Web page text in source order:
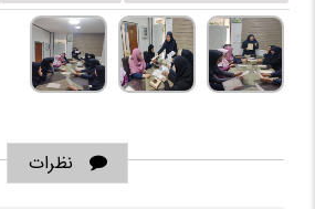
نظرات